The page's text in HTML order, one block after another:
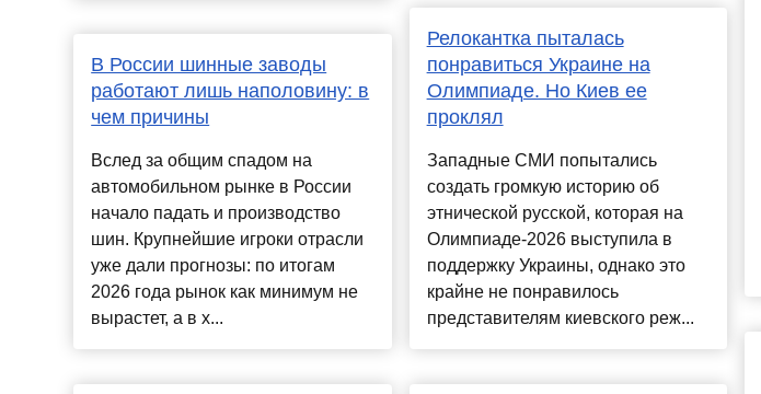
В России шинные заводы
работают лишь наполовину: в
чем причины
Вслед за общим спадом на
автомобильном рынке в России
начало падать и производство
шин. Крупнейшие игроки отрасли
уже дали прогнозы: по итогам
2026 года рынок как минимум не
вырастет, а в х...
Релокантка пыталась
понравиться Украине на
Олимпиаде. Но Киев ее
проклял
Западные СМИ попытались
создать громкую историю об
этнической русской, которая на
Олимпиаде-2026 выступила в
поддержку Украины, однако это
крайне не понравилось
представителям киевского реж...